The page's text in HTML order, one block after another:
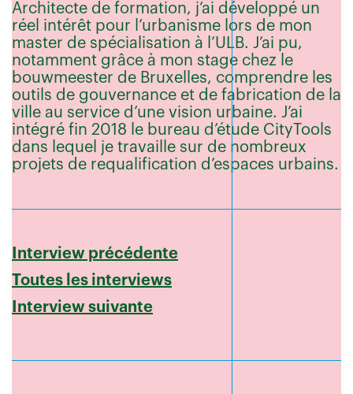
Architecte de formation, j’ai développé un
réel intérêt pour l’urbanisme lors de mon
master de spécialisation à l’ULB. J’ai pu,
notamment grâce à mon stage chez le
bouwmeester de Bruxelles, comprendre les
outils de gouvernance et de fabrication de la
ville au service d’une vision urbaine. J’ai
intégré fin 2018 le bureau d’étude CityTools
dans lequel je travaille sur de nombreux
projets de requalification d’espaces urbains.
Interview précédente
Toutes les interviews
Interview suivante